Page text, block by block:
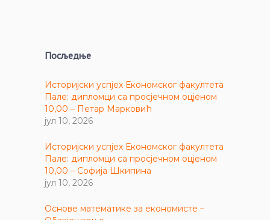
Посљедње
Историјски успјех Економског факултета
Пале: дипломци са просјечном оцјеном
10,00 – Петар Марковић
јул 10, 2026
Историјски успјех Економског факултета
Пале: дипломци са просјечном оцјеном
10,00 – Софија Шкипина
јул 10, 2026
Основе математике за економисте –